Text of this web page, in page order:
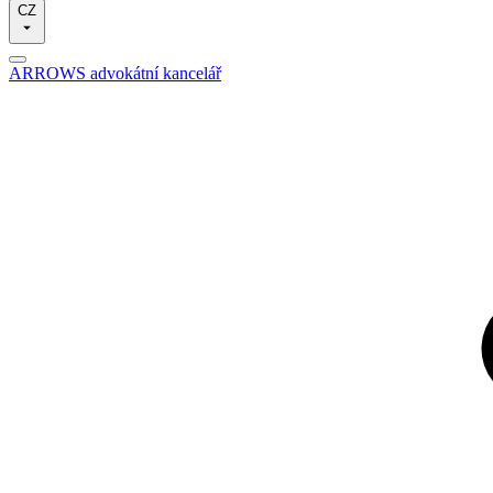
CZ
ARROWS advokátní kancelář